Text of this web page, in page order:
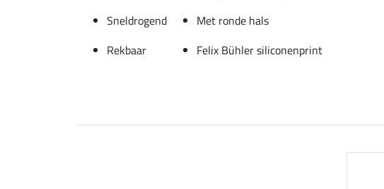
Sneldrogend
Met ronde hals
Rekbaar
Felix Bühler siliconenprint